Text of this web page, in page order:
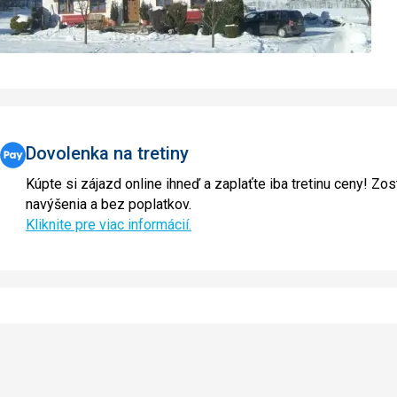
Dovolenka na tretiny
Kúpte si zájazd online ihneď a zaplaťte iba tretinu ceny!
navýšenia a bez poplatkov.
Kliknite pre viac informácií.